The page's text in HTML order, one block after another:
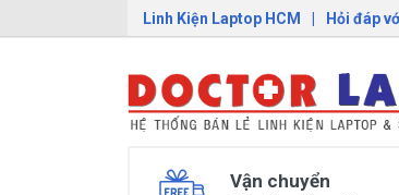
Linh Kiện Laptop HCM | Hỏi đáp
Vận chuyển